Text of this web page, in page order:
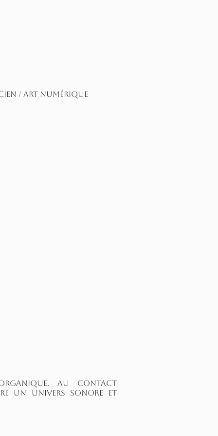
/ art numérique
Au contact
un univers sonore et